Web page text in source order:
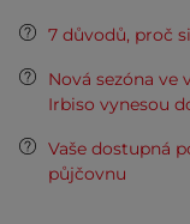
7 důvodů, proč
Nová sezóna ve
Irbiso vynesou
Vaše dostupná
půjčovnu